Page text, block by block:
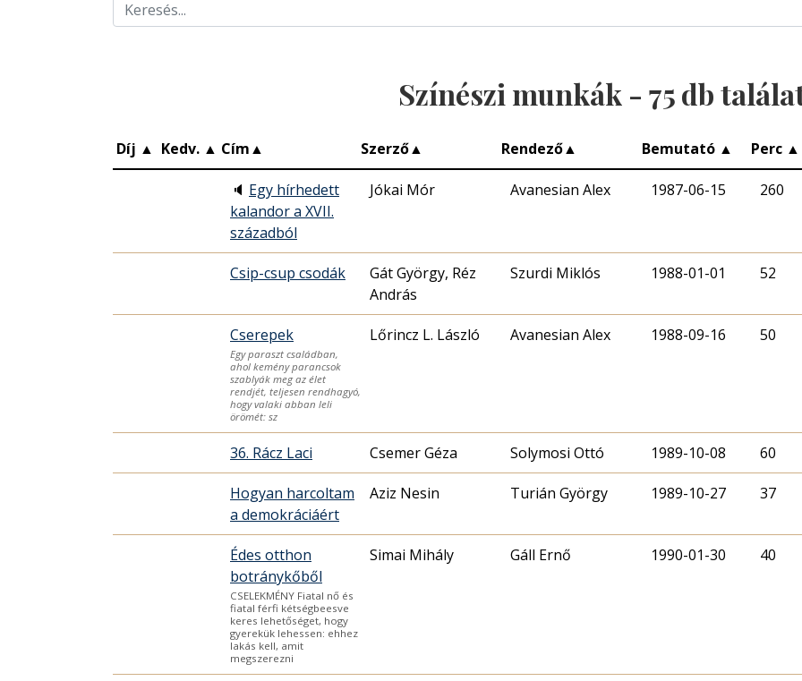
Színészi munkák - 75db
Díj ▲ Kedv. ▲ Cím▲ Szerző▲ Rendező▲ Bemutató ▲ Perc ▲
🔈 Egy hírhedett
kalandor a XVII.
századból
Jókai Mór Avanesian Alex 1987-06-15 260
Csip-csup csodák
Gát György, Réz
András
Szurdi Miklós 1988-01-01 52
Cserepek
Egy paraszt családban,
ahol kemény parancsok
szablyák meg az élet
rendjét, teljesen rendhagyó,
hogy valaki abban leli
örömét: sz
Lőrincz L. László Avanesian Alex 1988-09-16 50
36. Rácz Laci Csemer Géza Solymosi Ottó 1989-10-08 60
Hogyan harcoltam
a demokráciáért
Aziz Nesin Turián György 1989-10-27 37
Édes otthon
botránykőből
CSELEKMÉNY Fiatal nő és
fiatal férfi kétségbeesve
keres lehetőséget, hogy
gyerekük lehessen: ehhez
lakás kell, amit
megszerezni
Simai Mihály Gáll Ernő 1990-01-30 40